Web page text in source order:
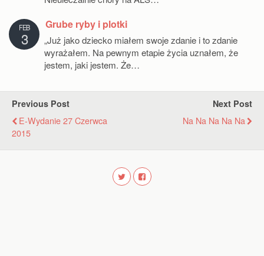
FEB
3
Grube ryby i plotki
„Już jako dziecko miałem swoje zdanie i to zdanie
wyrażałem. Na pewnym etapie życia uznałem, że
jestem, jaki jestem. Że…
Previous Post
E-Wydanie 27 Czerwca
2015
Next Post
Na Na Na Na Na